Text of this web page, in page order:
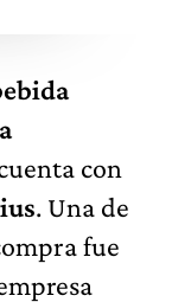
con
. Una de
fue